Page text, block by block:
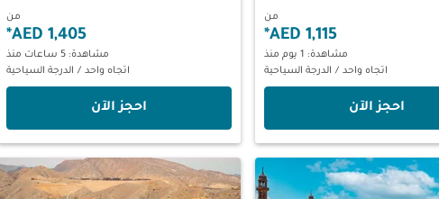
من
1,115 AED
*
مشاهدة: 1 يوم منذ
اتجاه واحد / الدرجة السياحية
‫احجز الآن‬
من
1,405 AED
*
مشاهدة: 5 ساعات منذ
اتجاه واحد / الدرجة السياحية
‫احجز الآن‬